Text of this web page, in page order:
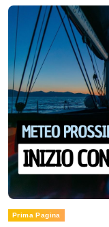
Prima Pagina